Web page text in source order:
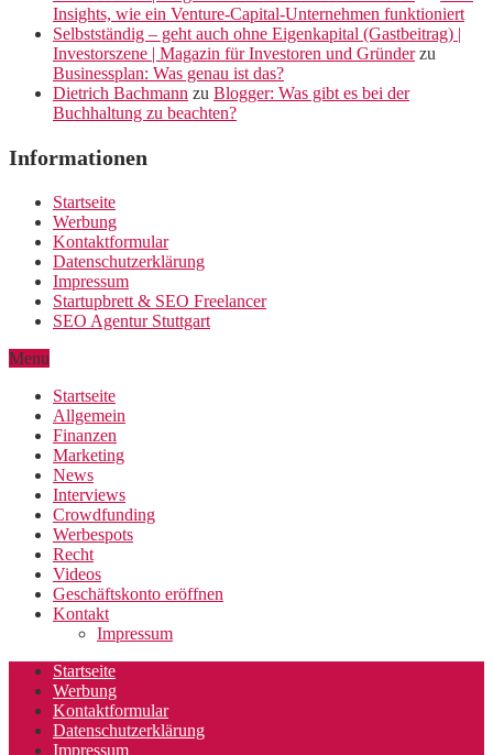
Insights, wie ein Venture-Capital-Unternehmen funktioniert
Selbstständig – geht auch ohne Eigenkapital (Gastbeitrag) |
Investorszene | Magazin für Investoren und Gründerzu
Businessplan: Was genau ist das?
Dietrich Bachmann zu Blogger: Was gibt es bei der
Buchhaltung zu beachten?
Informationen
Startseite
Werbung
Kontaktformular
Datenschutzerklärung
Impressum
Startupbrett & SEO Freelancer
SEO Agentur Stuttgart
Menu
Startseite
Allgemein
Finanzen
Marketing
News
Interviews
Crowdfunding
Werbespots
Recht
Videos
Geschäftskonto eröffnen
Kontakt
Impressum
Startseite
Werbung
Kontaktformular
Datenschutzerklärung
Impressum